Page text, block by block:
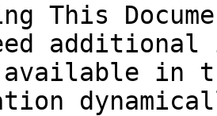
This
in